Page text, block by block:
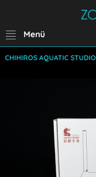
Menü
CHIHIROS AQUATIC STUDIO